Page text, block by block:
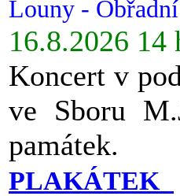
Louny -
16.8.2026 14
Koncert v
ve Sboru
památek.
PLAKÁTEK